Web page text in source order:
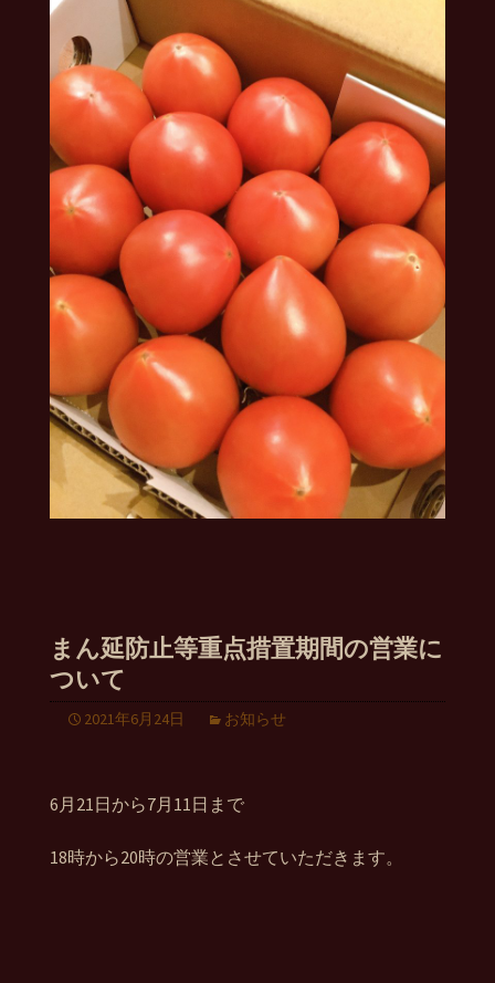
まん延防止等重点措置期間の営業に
ついて
2021年6月24日 お知らせ
6月21日から7月11日まで
18時から20時の営業とさせていただきます。